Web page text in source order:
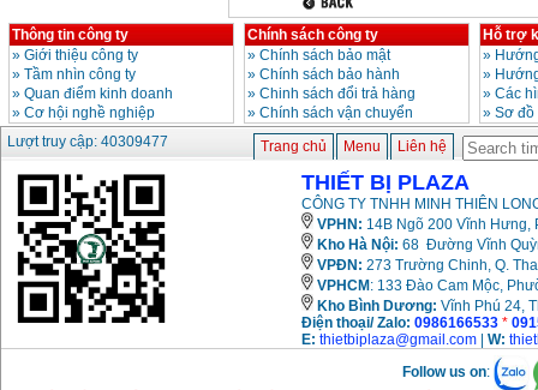
Thông tin công ty
» Giới thiệu công ty
» Tầm nhìn công ty
» Quan điểm kinh doanh
» Cơ hội nghề nghiệp
Chính sách công ty
» Chính sách bảo mật
» Chính sách bảo hành
» Chinh sách đổi trả hàng
» Chính sách vận chuyển
Hỗ trợ
»
»
» Các
» Sơ
Lượt truy cập: 40309477
Trang chủ Menu Liên hệ
THIẾT BỊ PLAZA
CÔNG TY TNHH MINH THIÊN
VPHN: 14B Ngõ 200 Vĩnh Hưng,
Kho Hà Nội: 68 Đường Vĩnh
VPĐN: 273 Trường Chinh, Q.
VPHCM : 133 Đào Cam Mộc,
Kho Bình Dương: Vĩnh Phú 24,
Điện thoại/ Zalo: 0986166533 *
E: thietbiplaza@gmail.com W:
Follow us on: